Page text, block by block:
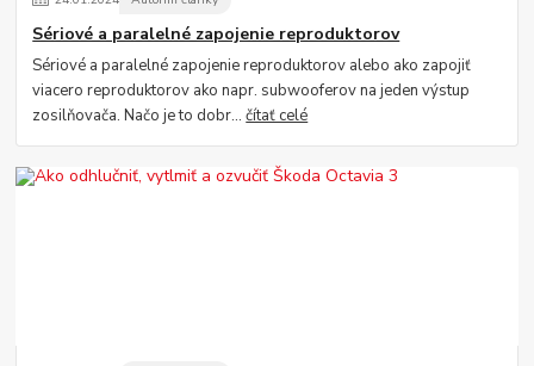
Sériové a paralelné zapojenie reproduktorov
Sériové a paralelné zapojenie reproduktorov alebo ako zapojiť
viacero reproduktorov ako napr. subwooferov na jeden výstup
zosilňovača. Načo je to dobr...čítať celé